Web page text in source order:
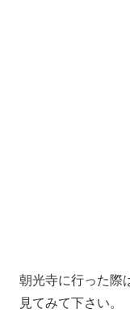
朝光寺に行った際
見てみて下さい。